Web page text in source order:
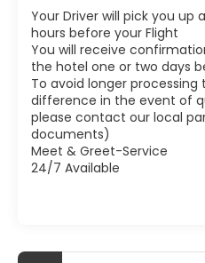
Your Driver will pick you up
hours before your Flight
You will receive
the hotel one or two days
To avoid longer
difference in the event of
please contact our local
documents)
Meet & Greet-Service
24/7 Available